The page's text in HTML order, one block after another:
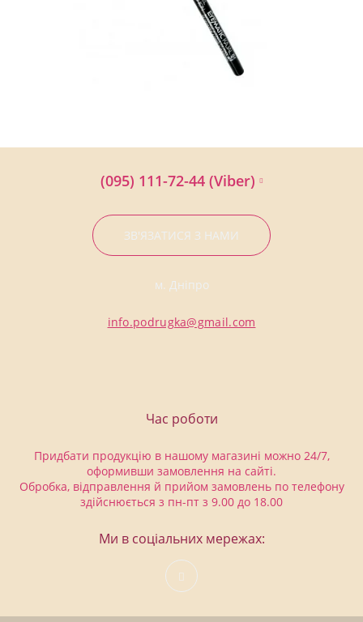
(095) 111-72-44 (Viber)
ЗВ'ЯЗАТИСЯ З НАМИ
м. Дніпро
info.podrugka@gmail.com
Час роботи
Придбати продукцію в нашому магазині можно 24/7,
оформивши замовлення на сайті.
Обробка, відправлення й прийом замовлень по телефону
здійснюється з пн-пт з 9.00 до 18.00
Ми в соціальних мережах: